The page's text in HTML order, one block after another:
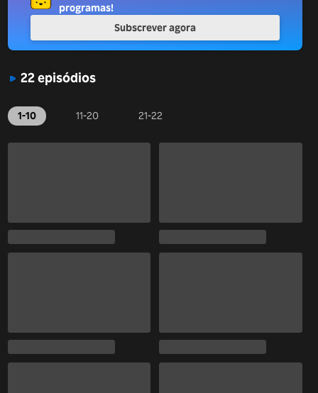
22 episódios
1-10 11-20 21-22
programas!
Subscrever agora